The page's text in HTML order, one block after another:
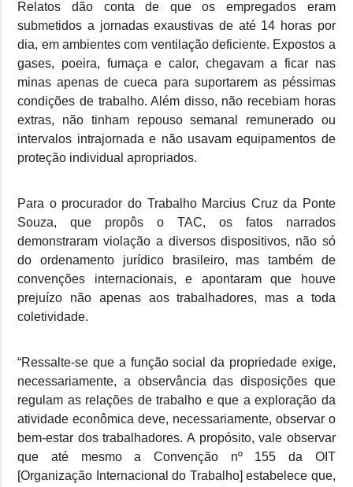
Relatos dão conta de que os empregados eram
submetidos a jornadas exaustivas de até 14 horas por
dia, em ambientes com ventilação deficiente. Expostos a
gases, poeira, fumaça e calor, chegavam a ficar nas
minas apenas de cueca para suportarem as péssimas
condições de trabalho. Além disso, não recebiam horas
extras, não tinham repouso semanal remunerado ou
intervalos intrajornada e não usavam equipamentos de
proteção individual apropriados.
Para o procurador do Trabalho Marcius Cruz da Ponte
Souza, que propôs o TAC, os fatos narrados
demonstraram violação a diversos dispositivos, não só
do ordenamento jurídico brasileiro, mas também de
convenções internacionais, e apontaram que houve
prejuízo não apenas aos trabalhadores, mas a toda
coletividade.
“Ressalte-se que a função social da propriedade exige,
necessariamente, a observância das disposições que
regulam as relações de trabalho e que a exploração da
atividade econômica deve, necessariamente, observar o
bem-estar dos trabalhadores. A propósito, vale observar
que até mesmo a Convenção nº 155 da OIT
[Organização Internacional do Trabalho] estabelece que,